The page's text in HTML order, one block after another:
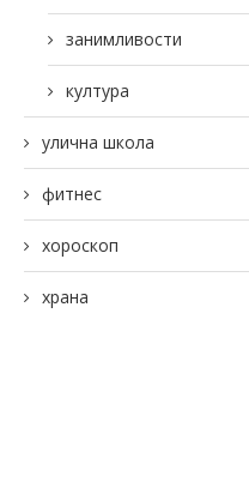
занимливости
култура
улична школа
фитнес
хороскоп
храна